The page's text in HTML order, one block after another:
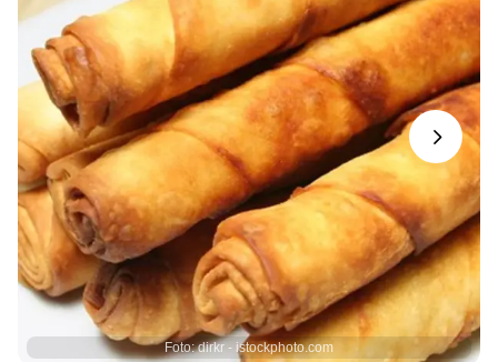
Foto: dirkr - istockphoto.com
Next